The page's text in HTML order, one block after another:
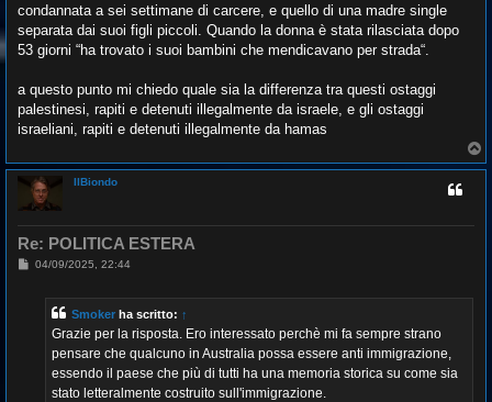
condannata a sei settimane di carcere, e quello di una madre single
separata dai suoi figli piccoli. Quando la donna è stata rilasciata dopo
53 giorni “ha trovato i suoi bambini che mendicavano per strada“.
a questo punto mi chiedo quale sia la differenza tra questi ostaggi
palestinesi, rapiti e detenuti illegalmente da israele, e gli ostaggi
israeliani, rapiti e detenuti illegalmente da hamas
o
IlBiondo
Re: POLITICA ESTERA
M04/09/2025, 22:44
Smoker ha scritto: ↑
Grazie per la risposta. Ero interessato perchè mi fa sempre strano
pensare che qualcuno in Australia possa essere anti immigrazione,
essendo il paese che più di tutti ha una memoria storica su come sia
stato letteralmente costruito sull'immigrazione.